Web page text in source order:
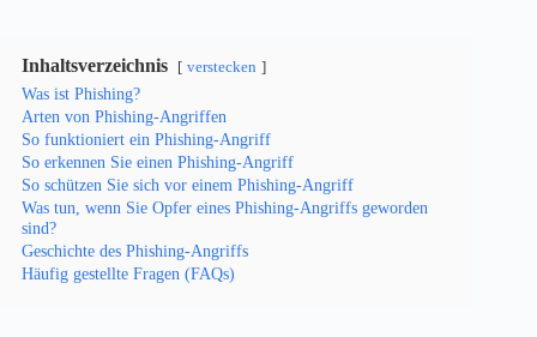
Inhaltsverzeichnis verstecken
Was ist Phishing?
Arten von Phishing-Angriffen
So funktioniert ein Phishing-Angriff
So erkennen Sie einen Phishing-Angriff
So schützen Sie sich vor einem Phishing-Angriff
Was tun, wenn Sie Opfer eines Phishing-Angriffs geworden
sind?
Geschichte des Phishing-Angriffs
Häufig gestellte Fragen (FAQs)